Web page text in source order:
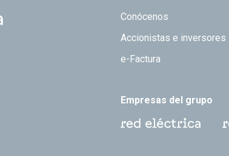
Footer TOP
Conócenos
Accionistas e inversores
e-Factura
Empresas del grupo